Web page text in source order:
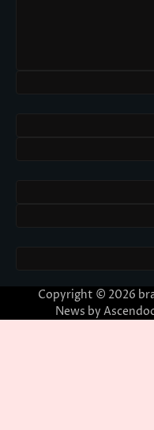
Copyright © 2026
News by